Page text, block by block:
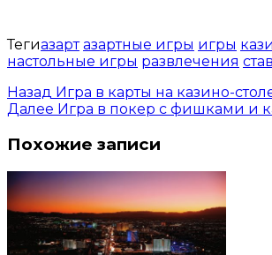
Тегиазарт азартные игры игры
настольные игры развлечения
Назад Игра в карты на казино-
Далее Игра в покер с фишками и
Похожие записи